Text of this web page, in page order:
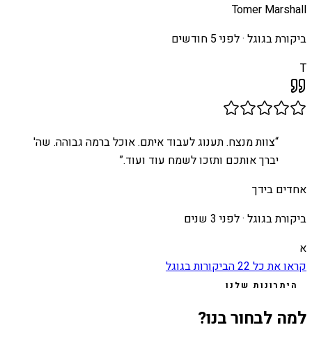
Tomer Marshall
ביקורת בגוגל ·לפני 5 חודשים
T
“צוות מנצח. תענוג לעבוד איתם. אוכל ברמה גבוהה. שה'
יברך אותכם ותזכו לשמח עוד ועוד.”
אחדים בידך
ביקורת בגוגל ·לפני 3 שנים
א
קראו את כל 22הביקורות בגוגל
היתרונות שלנו
למה לבחור בנו?